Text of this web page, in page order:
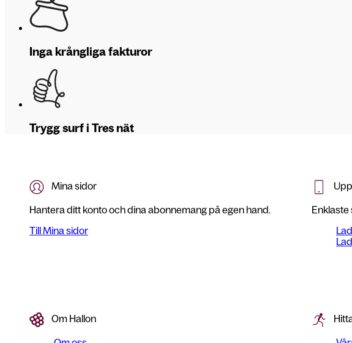
Inga krångliga fakturor
Trygg surf i Tres nät
Mina sidor
Hantera ditt konto och dina abonnemang på egen hand.
Till Mina sidor
Enklaste
Om Hallon